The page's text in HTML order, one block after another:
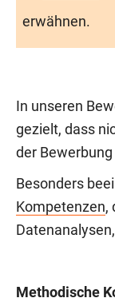
erwähnen.
In unseren
gezielt, dass
der
Besonders
Kompetenzen,
Datenanalysen,
Methodische